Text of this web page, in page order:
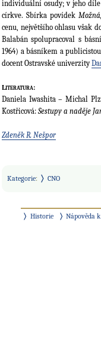
individuální osudy; v jeho
církve. Sbírka povídek
cenu, největšího ohlasu však
Balabán spolupracoval s
1964) a básníkem a
docent Ostravské univerzity
Literatura:
Daniela Iwashita – Michal
Kostřicová: Sestupy a naděje
Zdeněk R. Nešpor
Kategorie: CNO
Historie Nápověda